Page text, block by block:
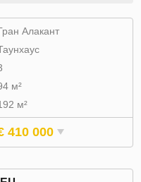
Алакант
м²
м²
410 000